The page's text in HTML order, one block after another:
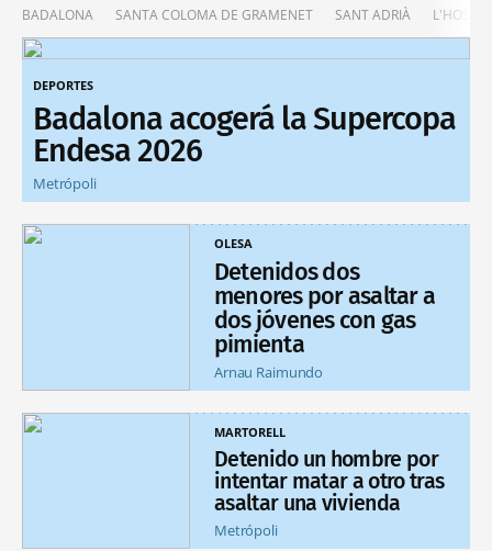
BADALONA SANTA COLOMA DE GRAMENET SANT ADRIÀ
DEPORTES
Badalona acogerá la Supercopa
Endesa 2026
Metrópoli
OLESA
Detenidos dos
menores por asaltar a
dos jóvenes con gas
pimienta
Arnau Raimundo
MARTORELL
Detenido un hombre por
intentar matar a otro tras
asaltar una vivienda
Metrópoli